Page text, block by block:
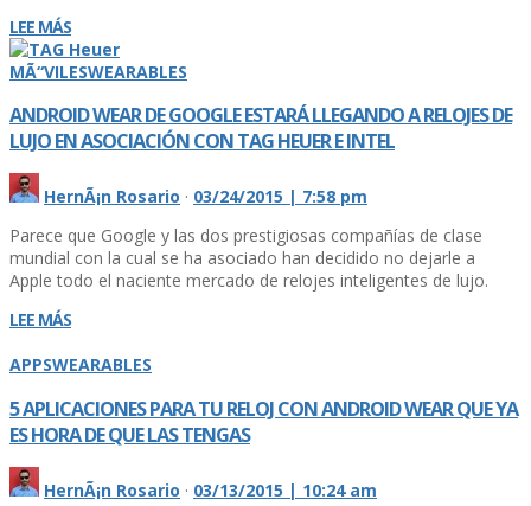
LEE MÁS
MÃ“VILESWEARABLES
ANDROID WEAR DE GOOGLE ESTARÁ LLEGANDO A RELOJES DE
LUJO EN ASOCIACIÓN CON TAG HEUER E INTEL
HernÃ¡n Rosario · 03/24/2015 | 7:58 pm
Parece que Google y las dos prestigiosas compañí­as de clase
mundial con la cual se ha asociado han decidido no dejarle a
Apple todo el naciente mercado de relojes inteligentes de lujo.
LEE MÁS
APPSWEARABLES
5 APLICACIONES PARA TU RELOJ CON ANDROID WEAR QUE YA
ES HORA DE QUE LAS TENGAS
HernÃ¡n Rosario · 03/13/2015 | 10:24 am